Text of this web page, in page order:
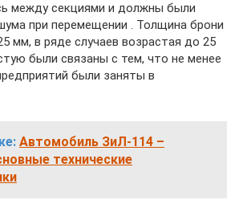
между секциями и должны были
при перемещении . Толщина брони
мм, в ряде случаев возрастая до 25
были связаны с тем, что не менее
были заняты в
Автомобиль ЗиЛ-114 –
технические